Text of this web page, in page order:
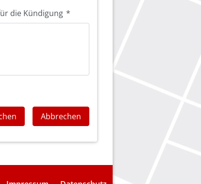
die Kündigung *
Abbrechen